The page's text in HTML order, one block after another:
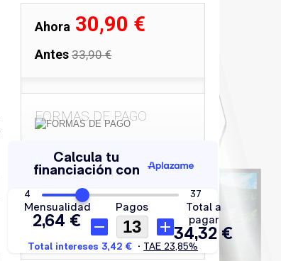
Ahora 30,90 €
Antes 33,90 €
FORMAS DE PAGO